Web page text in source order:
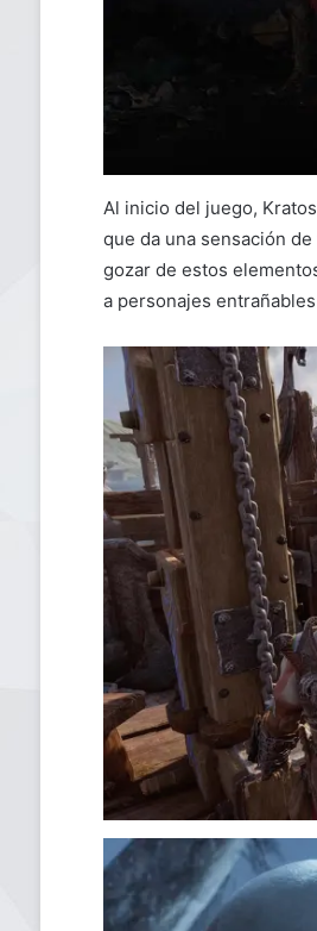
Al inicio del juego,
que da una sensación
gozar de estos
a personajes